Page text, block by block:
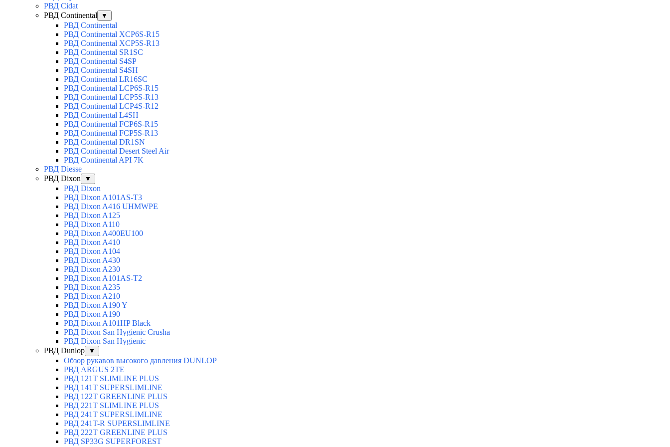
РВД Cidat
РВД Continental
▼
РВД Continental
РВД Continental XCP6S-R15
РВД Continental XCP5S-R13
РВД Continental SR1SC
РВД Continental S4SP
РВД Continental S4SH
РВД Continental LR16SC
РВД Continental LCP6S-R15
РВД Continental LCP5S-R13
РВД Continental LCP4S-R12
РВД Continental L4SH
РВД Continental FCP6S-R15
РВД Continental FCP5S-R13
РВД Continental DR1SN
РВД Continental Desert Steel Air
РВД Continental API 7K
РВД Diesse
РВД Dixon
▼
РВД Dixon
РВД Dixon A101AS-T3
РВД Dixon A416 UHMWPE
РВД Dixon A125
РВД Dixon A110
РВД Dixon A400EU100
РВД Dixon A410
РВД Dixon A104
РВД Dixon A430
РВД Dixon A230
РВД Dixon A101AS-T2
РВД Dixon A235
РВД Dixon A210
РВД Dixon A190 Y
РВД Dixon A190
РВД Dixon A101HP Black
РВД Dixon San Hygienic Crusha
РВД Dixon San Hygienic
РВД Dunlop
▼
Обзор рукавов высокого давления DUNLOP
РВД ARGUS 2TE
РВД 121T SLIMLINE PLUS
РВД 141T SUPERSLIMLINE
РВД 122T GREENLINE PLUS
РВД 221T SLIMLINE PLUS
РВД 241T SUPERSLIMLINE
РВД 241T-R SUPERSLIMLINE
РВД 222T GREENLINE PLUS
РВД SP33G SUPERFOREST